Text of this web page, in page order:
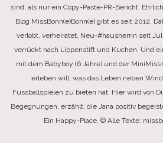
sind, als nur ein Copy-Paste-PR-Bericht.
Blog MissBonn(e)Bonn(e) gibt es seit 2012.
verlobt, verheiratet, Neu-#hausherrin seit
verrückt nach Lippenstift und Kuchen. Und
mit dem Babyboy (6 Jahre) und der MiniMiss
erleben will, was das Leben neben
Fussballspielen zu bieten hat. Hier wird von
Begegnungen, erzählt, die Jana positiv
Ein Happy-Place. © Alle Texte: